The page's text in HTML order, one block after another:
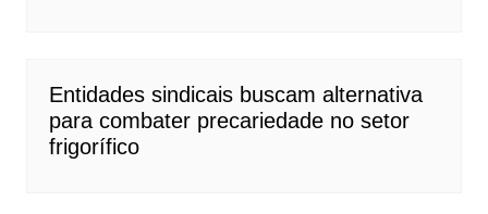
Entidades sindicais buscam alternativa
para combater precariedade no setor
frigorífico